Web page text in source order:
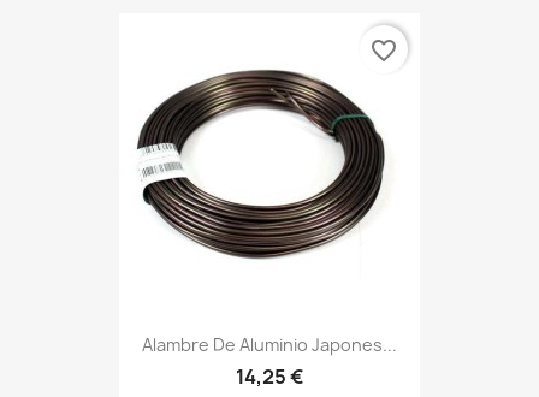
Alambre De Aluminio Japones...
14,25 €
favorite_border